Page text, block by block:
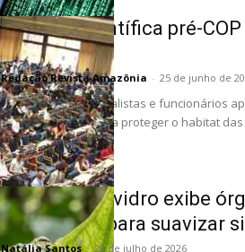
Reunião científica pré-
ONU
Redação Revista Amazônia - 25 de junho de
Os principais especialistas e funcionários
recomendações para proteger o habitat
global sobre...
Perereca de vidro exibe
translúcida para suavizar
Natália Santos - 29 de julho de 2026